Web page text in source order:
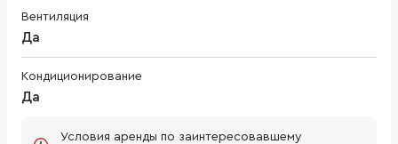
Вентиляция
Да
Кондиционирование
Да
Условия аренды по заинтересовавшему